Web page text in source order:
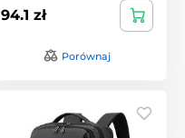
94.1 zł
Porównaj